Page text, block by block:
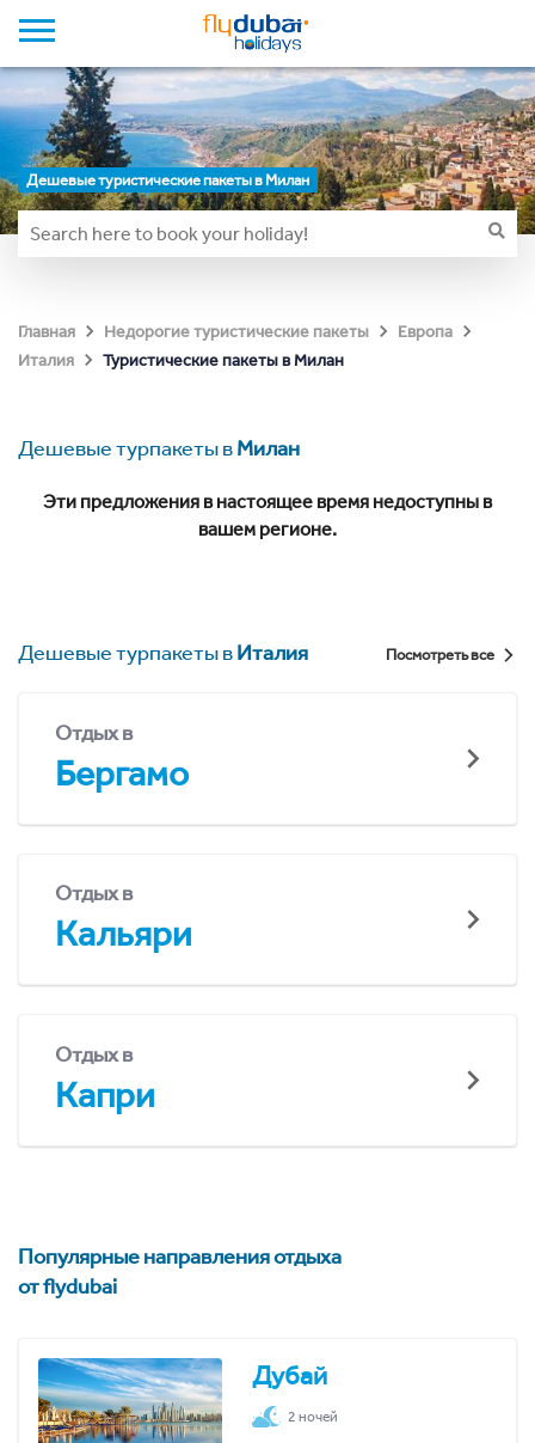
Дешевые туристические пакеты в Милан
Главная Недорогие туристические пакеты
Европа
Италия
Туристические пакеты в Милан
Дешевые турпакеты вМилан
Эти предложения в настоящее время недоступны в
вашем регионе.
Дешевые турпакеты вИталия Посмотреть все
Отдых в
Бергамо
Отдых в
Кальяри
Отдых в
Капри
Популярные направления отдыха
от flydubai
Дубай
2 ночей